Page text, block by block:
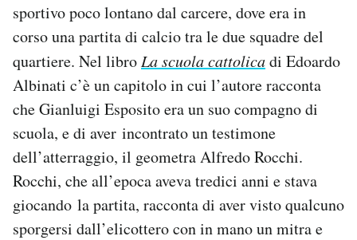
sportivo poco lontano dal carcere, dove era in
corso una partita di calcio tra le due squadre del
quartiere. Nel libro La scuola cattolicadi Edoardo
Albinati c’è un capitolo in cui l’autore racconta
che Gianluigi Esposito era un suo compagno di
scuola, e di aver incontrato un testimone
dell’atterraggio, il geometra Alfredo Rocchi.
Rocchi, che all’epoca aveva tredici anni e stava
giocando la partita, racconta di aver visto qualcuno
sporgersi dall’elicottero con in mano un mitra e